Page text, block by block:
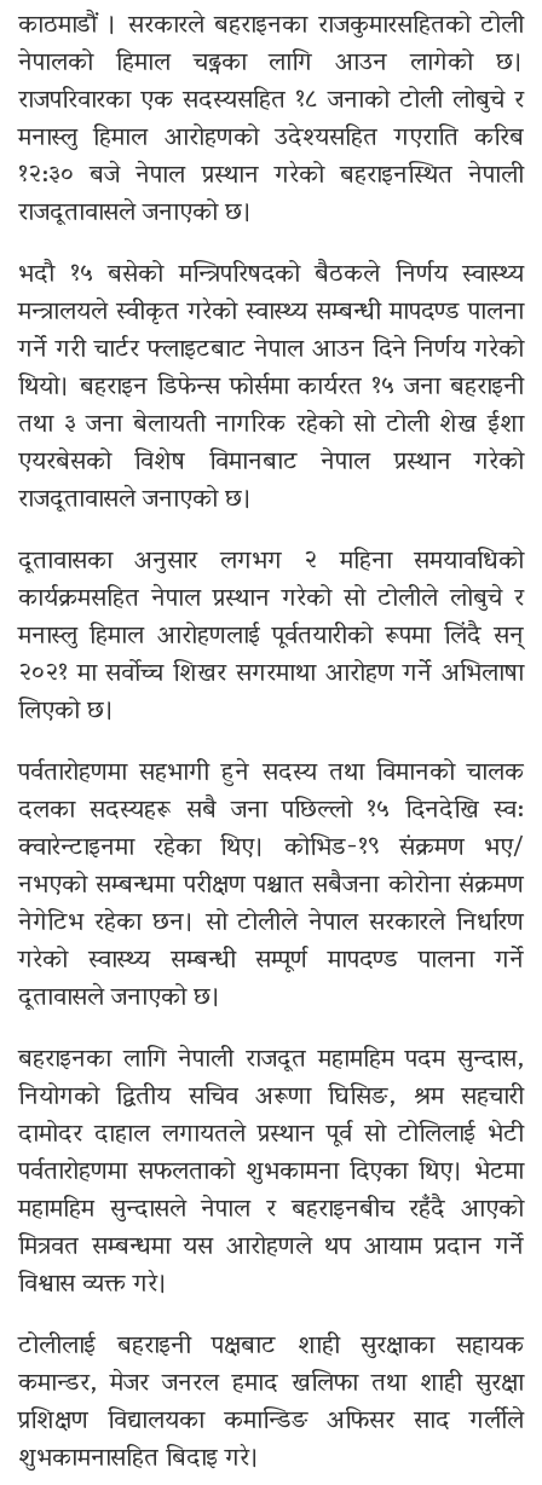
काठमाडौं । सरकारले बहराइनका राजकुमारसहितको टोली
नेपालको हिमाल चढ्नका लागि आउन लागेको छ।
राजपरिवारका एक सदस्यसहित १८ जनाको टोली लोबुचे र
मनास्लु हिमाल आरोहणको उदेश्यसहित गएराति करिब
१२:३० बजे नेपाल प्रस्थान गरेको बहराइनस्थित नेपाली
राजदूतावासले जनाएको छ।
भदौ १५ बसेको मन्त्रिपरिषदको बैठकले निर्णय स्वास्थ्य
मन्त्रालयले स्वीकृत गरेको स्वास्थ्य सम्बन्धी मापदण्ड पालना
गर्ने गरी चार्टर फ्लाइटबाट नेपाल आउन दिने निर्णय गरेको
थियो। बहराइन डिफेन्स फोर्समा कार्यरत १५ जना बहराइनी
तथा ३ जना बेलायती नागरिक रहेको सो टोली शेख ईशा
एयरबेसको विशेष विमानबाट नेपाल प्रस्थान गरेको
राजदूतावासले जनाएको छ।
दूतावासका अनुसार लगभग २ महिना समयावधिको
कार्यक्रमसहित नेपाल प्रस्थान गरेको सो टोलीले लोबुचे र
मनास्लु हिमाल आरोहणलाई पूर्वतयारीको रूपमा लिंदै सन्
२०२१ मा सर्वोच्च शिखर सगरमाथा आरोहण गर्ने अभिलाषा
लिएको छ।
पर्वतारोहणमा सहभागी हुने सदस्य तथा विमानको चालक
दलका सदस्यहरू सबै जना पछिल्लो १५ दिनदेखि स्व:
क्वारेन्टाइनमा रहेका थिए। कोभिड-१९ संक्रमण भए/
नभएको सम्बन्धमा परीक्षण पश्चात सबैजना कोरोना संक्रमण
नेगेटिभ रहेका छन। सो टोलीले नेपाल सरकारले निर्धारण
गरेको स्वास्थ्य सम्बन्धी सम्पूर्ण मापदण्ड पालना गर्ने
दूतावासले जनाएको छ।
बहराइनका लागि नेपाली राजदूत महामहिम पदम सुन्दास,
नियोगको द्वितीय सचिव अरूणा घिसिङ, श्रम सहचारी
दामोदर दाहाल लगायतले प्रस्थान पूर्व सो टोलिलाई भेटी
पर्वतारोहणमा सफलताको शुभकामना दिएका थिए। भेटमा
महामहिम सुन्दासले नेपाल र बहराइनबीच रहँदै आएको
मित्रवत सम्बन्धमा यस आरोहणले थप आयाम प्रदान गर्ने
विश्वास व्यक्त गरे।
टोलीलाई बहराइनी पक्षबाट शाही सुरक्षाका सहायक
कमान्डर, मेजर जनरल हमाद खलिफा तथा शाही सुरक्षा
प्रशिक्षण विद्यालयका कमान्डिङ अफिसर साद गर्लीले
शुभकामनासहित बिदाइ गरे।